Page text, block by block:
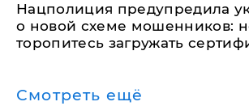
Нацполиция предупредила
о новой схеме мошенников:
торопитесь загружать
Смотреть ещё